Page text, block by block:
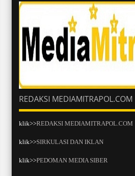
REDAKSI MEDIAMITRAPOL.COM
klik>>REDAKSI MEDIAMITRAPOL.COM
klik>>SIRKULASI DAN IKLAN
klik>>PEDOMAN MEDIA SIBER